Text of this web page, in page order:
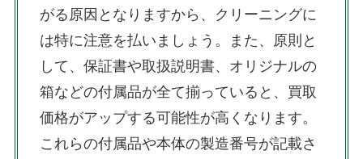
がる原因となりますから、クリーニングに
は特に注意を払いましょう。また、原則と
して、保証書や取扱説明書、オリジナルの
箱などの付属品が全て揃っていると、買取
価格がアップする可能性が高くなります。
これらの付属品や本体の製造番号が記載さ